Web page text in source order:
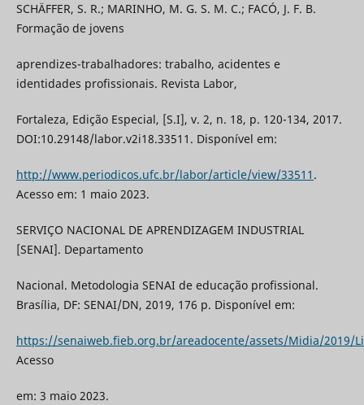
SCHÄFFER, S. R.; MARINHO, M. G. S. M. C.; FACÓ, J. F. B.
Formação de jovens
aprendizes-trabalhadores: trabalho, acidentes e
identidades profissionais. Revista Labor,
Fortaleza, Edição Especial, [S.I], v. 2, n. 18, p. 120-134, 2017.
DOI:10.29148/labor.v2i18.33511. Disponível em:
http://www.periodicos.ufc.br/labor/article/view/33511 .
Acesso em: 1 maio 2023.
SERVIÇO NACIONAL DE APRENDIZAGEM INDUSTRIAL
[SENAI]. Departamento
Nacional. Metodologia SENAI de educação profissional.
Brasília, DF: SENAI/DN, 2019, 176 p. Disponível em:
https://senaiweb.fieb.org.br/areadocente/assets/Midia/2019/
Acesso
em: 3 maio 2023.